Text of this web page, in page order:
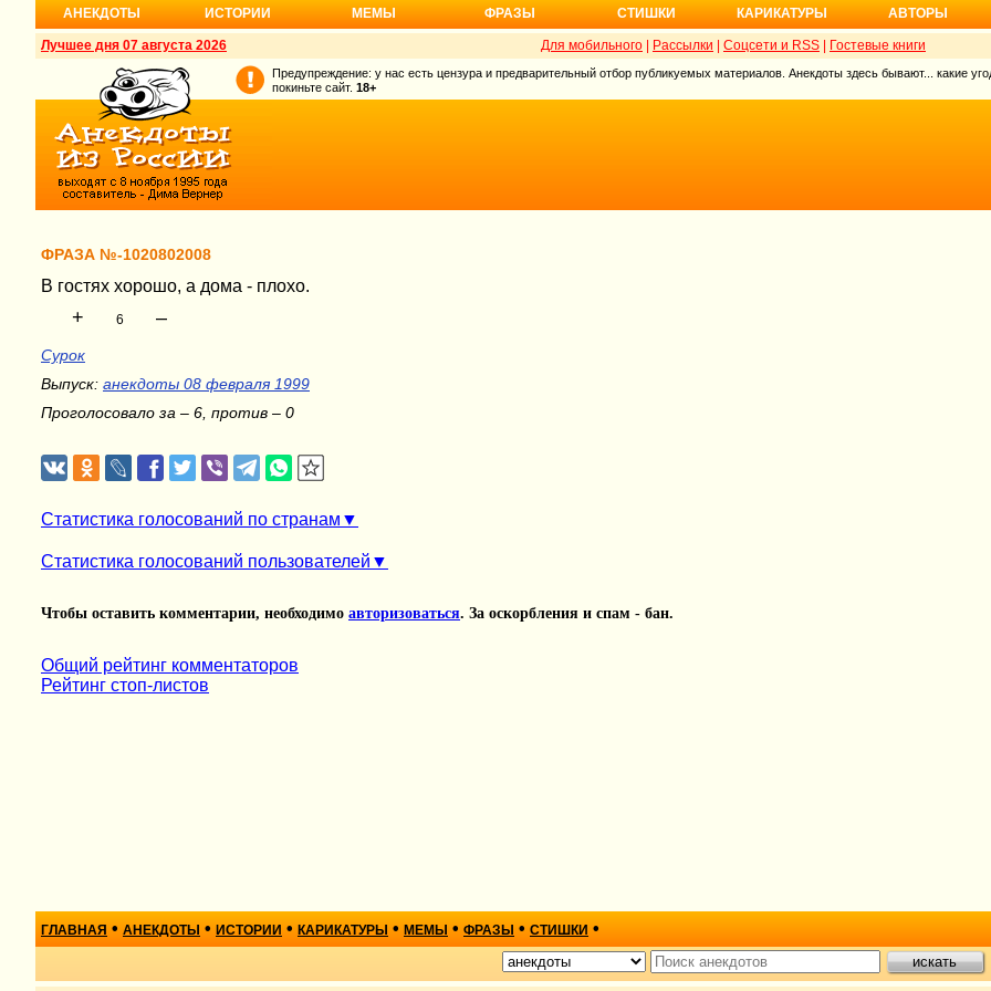
АНЕКДОТЫ ИСТОРИИ МЕМЫ ФРАЗЫ СТИШКИ КАРИКАТУРЫ АВТОРЫ
Лучшее дня 07 августа 2026 Для мобильного Рассылки Соцсети и RSS Гостевые книги
Предупреждение: у нас есть цензура и предварительный отбор публикуемых материалов. Анекдоты здесь бывают... какие
покиньте сайт. 18+
ФРАЗА №-1020802008
В гостях хорошо, а дома - плохо.
+ 6 –
Сурок
Выпуск: анекдоты 08 февраля 1999
Проголосовало за – 6, против – 0
Статистика голосований по странам
Статистика голосований пользователей
Чтобы оставить комментарии, необходимо авторизоваться. За оскорбления и спам - бан.
Общий рейтинг комментаторов
Рейтинг стоп-листов
ГЛАВНАЯ • АНЕКДОТЫ • ИСТОРИИ • КАРИКАТУРЫ • МЕМЫ • ФРАЗЫ • СТИШКИ •